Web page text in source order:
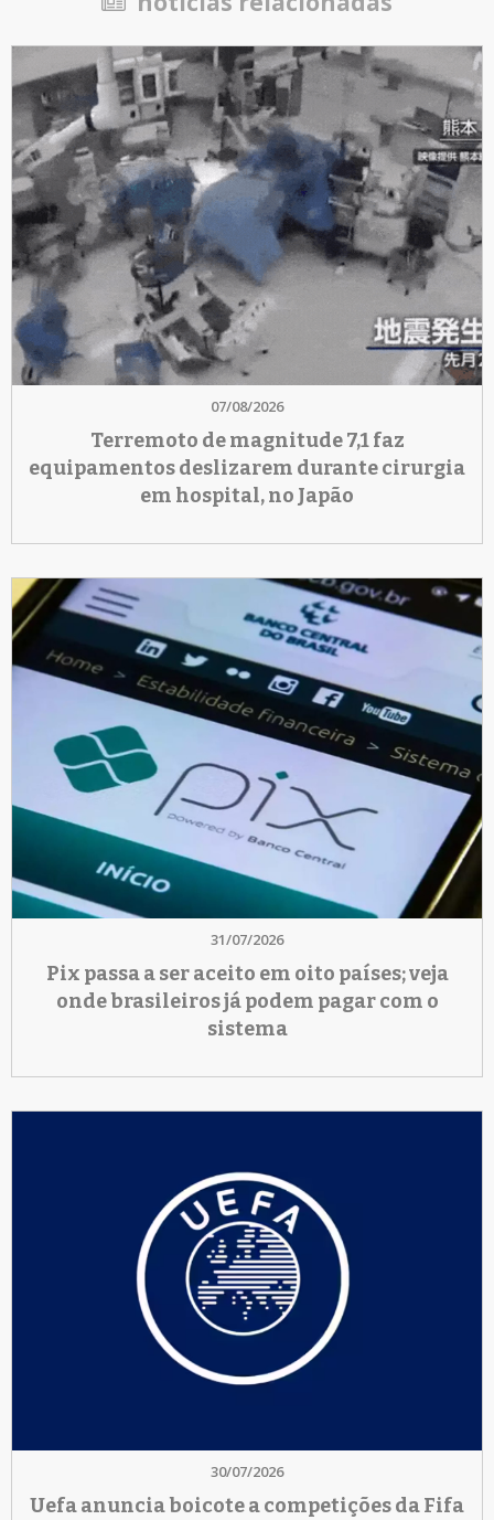
07/08/2026
Terremoto de magnitude 7,1 faz
equipamentos deslizarem durante cirurgia
em hospital, no Japão
31/07/2026
Pix passa a ser aceito em oito países; veja
onde brasileiros já podem pagar com o
sistema
30/07/2026
Uefa anuncia boicote a competições da Fifa